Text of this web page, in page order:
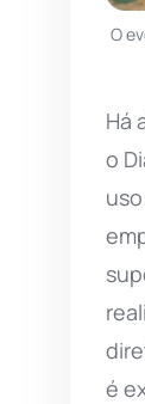
O
Há
o
é